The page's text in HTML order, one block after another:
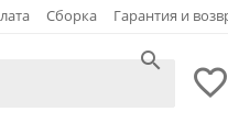
Сборка Гарантия и

